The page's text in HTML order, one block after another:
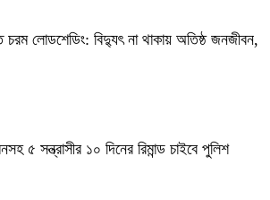
চরম লোডশেডিং: বিদ্যুৎ না থাকায় অতিষ্ঠ জনজীবন,
৫ সন্ত্রাসীর ১০ দিনের রিমান্ড চাইবে পুলিশ